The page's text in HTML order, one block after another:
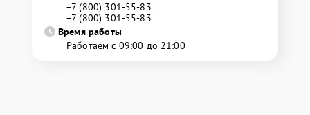
+7 (800) 301-55-83
+7 (800) 301-55-83
Время работы
Работаем с 09:00 до 21:00